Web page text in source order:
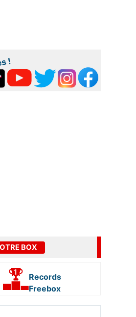
BOX
Records
Freebox